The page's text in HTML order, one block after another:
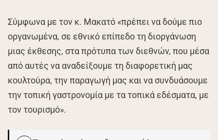
Σύμφωνα με τον κ. Μακατό «πρέπει να δούμε πιο
οργανωμένα, σε εθνικό επίπεδο τη διοργάνωση
μιας έκθεσης, στα πρότυπα των διεθνών, που μέσα
από αυτές να αναδείξουμε τη διαφορετική μας
κουλτούρα, την παραγωγή μας και να συνδυάσουμε
την τοπική γαστρονομία με τα τοπικά εδέσματα, με
τον τουρισμό».